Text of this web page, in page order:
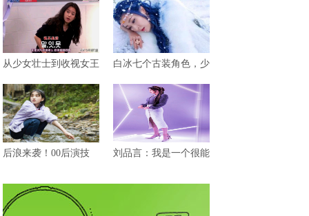
从少女壮士到收视女王 白冰七个古装角色，少
后浪来袭！00后演技 刘品言：我是一个很能